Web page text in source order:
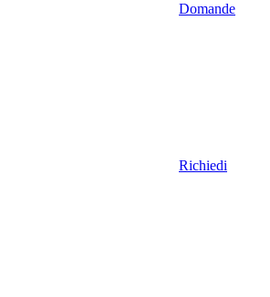
Domande
Richiedi